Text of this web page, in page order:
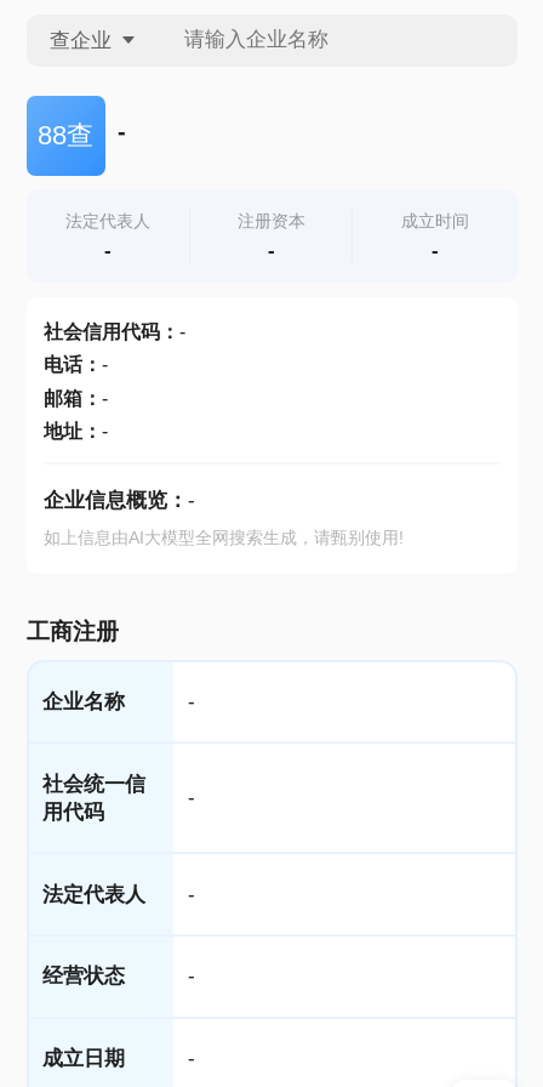
查企业
查企业
查产地
88查 -
法定代表人
-
注册资本
-
成立时间
-
社会信用代码： -
电话： -
邮箱： -
地址： -
企业信息概览： -
如上信息由AI大模型全网搜索生成，请甄别使用!
工商注册
企业名称 -
社会统一信
用代码
-
法定代表人 -
经营状态 -
成立日期 -